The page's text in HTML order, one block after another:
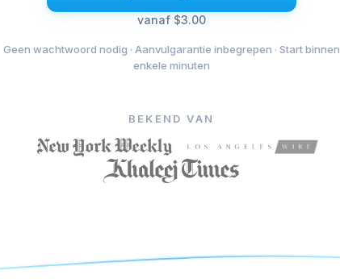
vanaf $3.00
Geen wachtwoord nodig · Aanvulgarantie inbegrepen · Start binnen
enkele minuten
BEKEND VAN